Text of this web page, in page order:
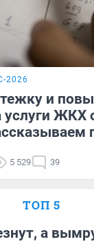
2026
и
услуги ЖКХ
5 529 39
ТОП 5
а